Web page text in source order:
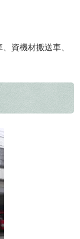
資機材搬送車、